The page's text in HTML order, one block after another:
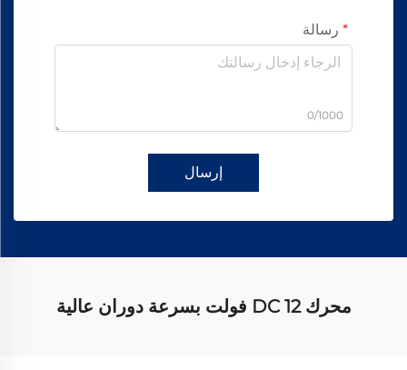
رسالة
0/1000
إرسال
محرك DC 12 فولت بسرعة دوران عالية